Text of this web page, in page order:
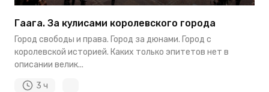
Гаага. За кулисами королевского города
Город свободы и права. Город за дюнами. Город с
королевской историей. Каких только эпитетов нет в
описании велик...
3 ч